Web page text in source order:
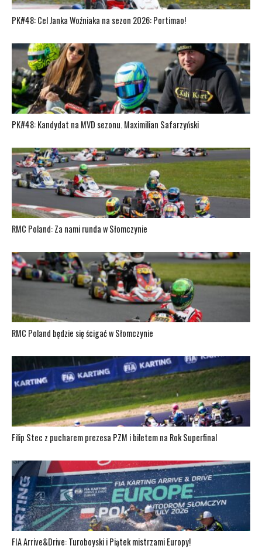
PK#48: Cel Janka Woźniaka na sezon 2026: Portimao!
PK#48: Kandydat na MVD sezonu. Maximilian Safarzyński
RMC Poland: Za nami runda w Słomczynie
RMC Poland będzie się ścigać w Słomczynie
Filip Stec z pucharem prezesa PZM i biletem na Rok Superfinal
FIA Arrive&Drive: Turoboyski i Piątek mistrzami Europy!